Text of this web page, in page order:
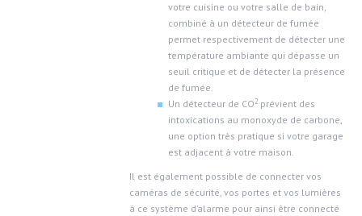
votre cuisine ou votre salle de bain,
combiné à un détecteur de fumée
permet respectivement de détecter une
température ambiante qui dépasse un
seuil critique et de détecter la présence
de fumée.
Un détecteur de CO2 prévient des
intoxications au monoxyde de carbone,
une option très pratique si votre garage
est adjacent à votre maison.
Il est également possible de connecter vos
caméras de sécurité, vos portes et vos lumières
à ce système d’alarme pour ainsi être connecté